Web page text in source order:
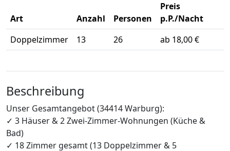
Art Anzahl Personen
Preis
p.P./Nacht
Doppelzimmer
13 26 ab 18,00 €
Beschreibung
Unser Gesamtangebot (34414 Warburg):
✓ 3 Häuser & 2 Zwei-Zimmer-Wohnungen (Küche &
Bad)
✓ 18 Zimmer gesamt (13 Doppelzimmer & 5